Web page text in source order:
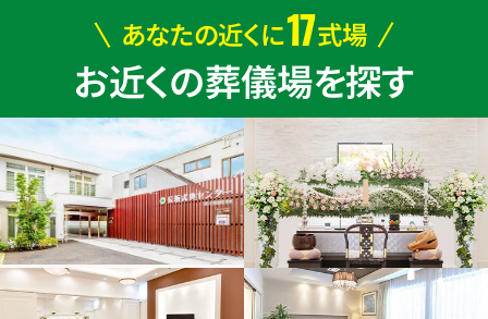
あなたの近くに17式場
お近くの葬儀場を探す